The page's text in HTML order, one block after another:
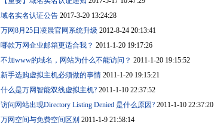
域名实名认证公告 2017-3-20 13:24:28
万网8月25日凌晨官网系统升级 2012-8-24 20:13:41
哪款万网企业邮箱更适合我？ 2011-1-20 19:17:26
不加www的域名，网站为什么不能访问？ 2011-1-20 19:15:52
新手选购虚拟主机必须做的事情 2011-1-20 19:15:21
什么是万网智能双线虚拟主机? 2011-1-10 22:37:52
访问网站出现Directory Listing Denied 是什么原因? 2011-1-10 22:37:20
万网空间与免费空间区别 2011-1-9 21:58:14